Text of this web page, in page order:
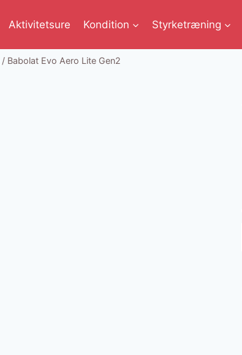
Aktivitetsure Kondition Styrketræning
/ Babolat Evo Aero Lite Gen2